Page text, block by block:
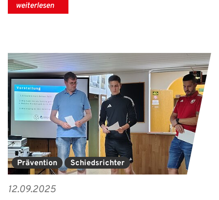
weiterlesen
Prävention Schiedsrichter
12.09.2025